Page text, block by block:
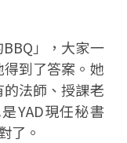
」，大家一
到了答案。她
法師、授課老
YAD現任秘書
了。